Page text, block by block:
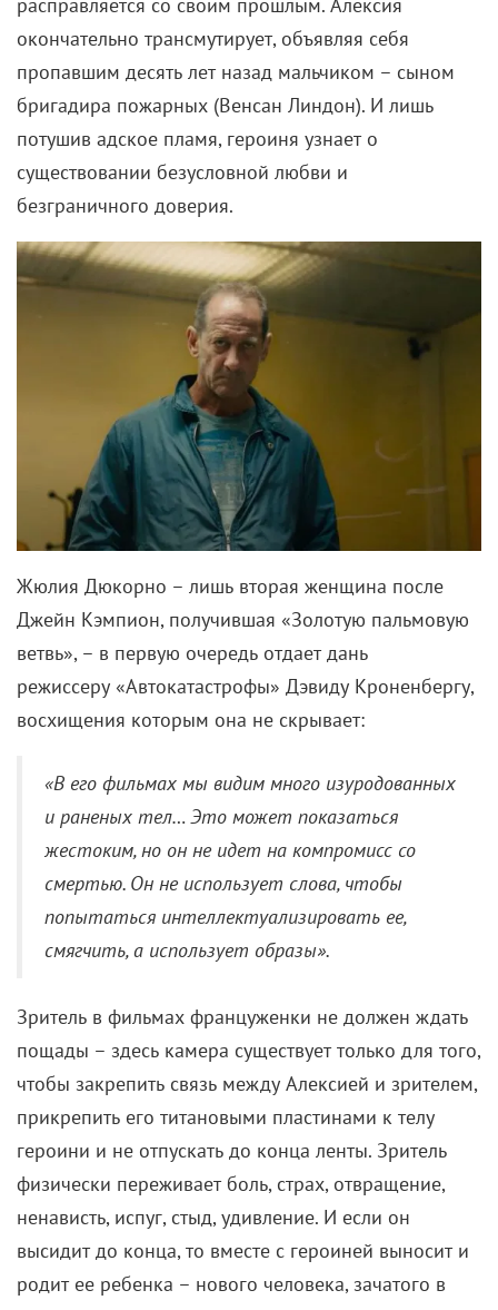
окончательно трансмутирует, объявляя себя
пропавшим десять лет назад мальчиком – сыном
бригадира пожарных (Венсан Линдон). И лишь
потушив адское пламя, героиня узнает о
существовании безусловной любви и
безграничного доверия.
Жюлия Дюкорно – лишь вторая женщина после
Джейн Кэмпион, получившая «Золотую пальмовую
ветвь», – в первую очередь отдает дань
режиссеру «Автокатастрофы» Дэвиду Кроненбергу,
восхищения которым она не скрывает:
«В его фильмах мы видим много изуродованных
и раненых тел… Это может показаться
жестоким, но он не идет на компромисс со
смертью. Он не использует слова, чтобы
попытаться интеллектуализировать ее,
смягчить, а использует образы».
Зритель в фильмах француженки не должен ждать
пощады – здесь камера существует только для того,
чтобы закрепить связь между Алексией и зрителем,
прикрепить его титановыми пластинами к телу
героини и не отпускать до конца ленты. Зритель
физически переживает боль, страх, отвращение,
ненависть, испуг, стыд, удивление. И если он
высидит до конца, то вместе с героиней выносит и
родит ее ребенка – нового человека, зачатого в